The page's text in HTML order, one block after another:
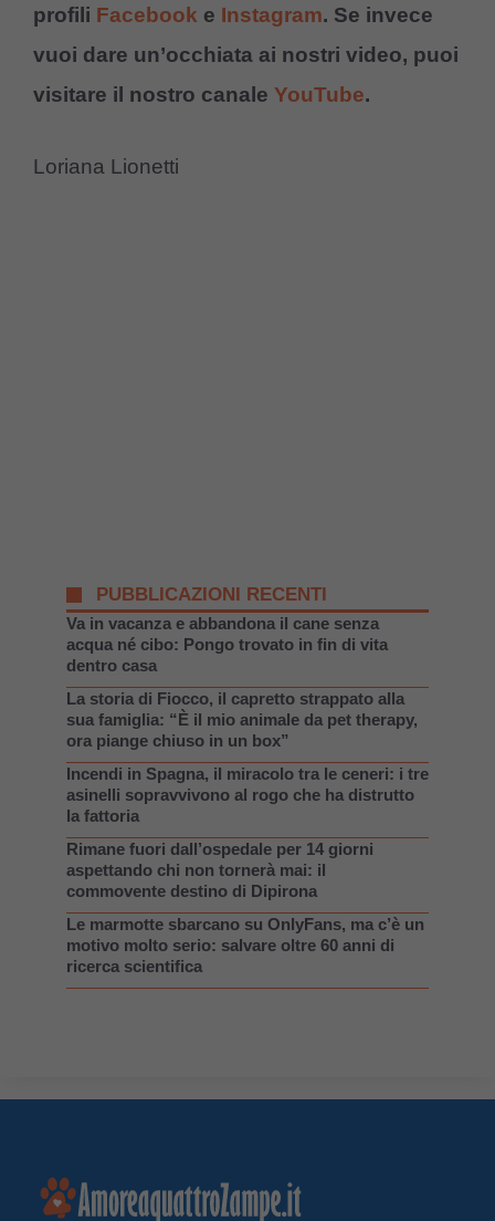
profili Facebook e Instagram. Se invece
vuoi dare un’occhiata ai nostri video, puoi
visitare il nostro canale YouTube.
Loriana Lionetti
PUBBLICAZIONI RECENTI
Va in vacanza e abbandona il cane senza
acqua né cibo: Pongo trovato in fin di vita
dentro casa
La storia di Fiocco, il capretto strappato alla
sua famiglia: “È il mio animale da pet therapy,
ora piange chiuso in un box”
Incendi in Spagna, il miracolo tra le ceneri: i tre
asinelli sopravvivono al rogo che ha distrutto
la fattoria
Rimane fuori dall’ospedale per 14 giorni
aspettando chi non tornerà mai: il
commovente destino di Dipirona
Le marmotte sbarcano su OnlyFans, ma c’è un
motivo molto serio: salvare oltre 60 anni di
ricerca scientifica